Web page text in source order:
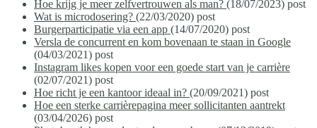
Hoe krijg je meer zelfvertrouwen als man? (18/07/2023) post
Wat is microdosering? (22/03/2020) post
Burgerparticipatie via een app (14/07/2020) post
Versla de concurrent en kom bovenaan te staan in Google
(04/03/2021) post
Instagram likes kopen voor een goede start van je carrière
(02/07/2021) post
Hoe richt je een kantoor ideaal in? (20/09/2021) post
Hoe een sterke carrièrepagina meer sollicitanten aantrekt
(03/04/2026) post